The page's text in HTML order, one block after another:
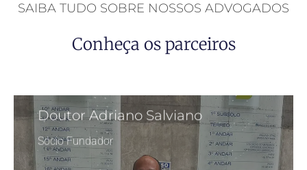
SAIBA TUDO SOBRE NOSSOS ADVOGADOS
Conheça os parceiros
Doutor Adriano Salviano
Sócio Fundador